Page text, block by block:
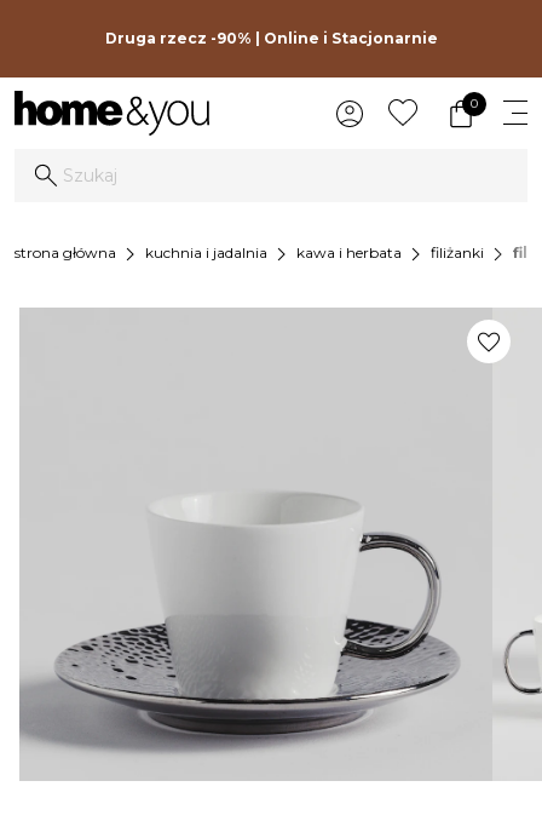
Druga rzecz -90% | Online i Stacjonarnie
0
strona główna chevron_right kuchnia i jadalnia chevron_right kawa i herbata chevron_right filiżanki chevron_right
favorite